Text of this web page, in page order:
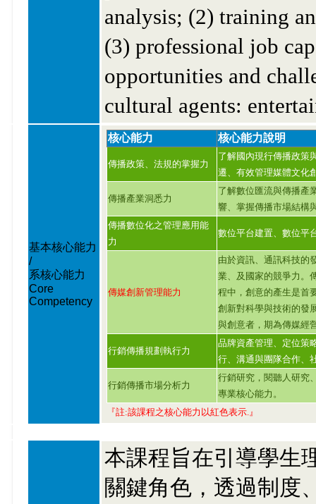
analysis; (2) training
(3) professional job
opportunities and
cultural agents:
基本核心能力
/
系核心能力
Core
Competency
核心能力 核心能力說明
傳播政策、法規的掌握力
了解國內現行傳播政策
遷、有效管理媒體文化
傳播產業洞悉力
了解數位匯流與傳播產
響、掌握傳播市場結構
傳播數位化之管理應用能
力
數位平台建置、數位平
傳媒創新管理能力
由於資訊、通訊科技的
業、及國家的競爭力。
程中，創意的產生是首
創新對科學與技術的發
與創意者，期為傳媒經
行銷傳播規劃執行力
品牌資產管理、定位策
行、溝通與團隊合作、
行銷傳播市場分析力
行銷研究，閱聽人研究
專業核心能力。
『註:該課程之核心能力以紅色表示.』
本課程旨在引導學生
關鍵角色，透過制度